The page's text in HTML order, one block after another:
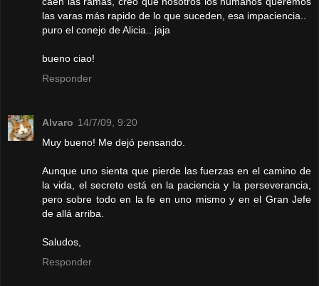
las varas más rapido de lo que suceden, esa impaciencia..
puro el conejo de Alicia.. jaja
bueno ciao!
Responder
Alvaro 14/7/09, 9:20
Muy bueno! Me dejó pensando.
Aunque uno sienta que pierde las fuerzas en el camino de
la vida, el secreto está en la paciencia y la perseverancia,
pero sobre todo en la fe en uno mismo y en el Gran Jefe
de allá arriba.
Saludos,
Responder